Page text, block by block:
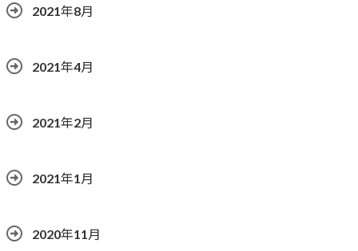
2021年8月
2021年4月
2021年2月
2021年1月
2020年11月